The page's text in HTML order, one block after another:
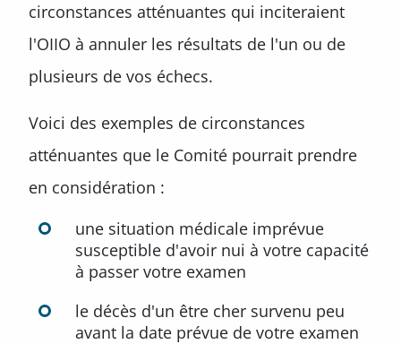
circonstances atténuantes qui inciteraient
l'OIIO à annuler les résultats de l'un ou de
plusieurs de vos échecs.
Voici des exemples de circonstances
atténuantes que le Comité pourrait prendre
en considération :
une situation médicale imprévue
susceptible d'avoir nui à votre capacité
à passer votre examen
le décès d'un être cher survenu peu
avant la date prévue de votre examen